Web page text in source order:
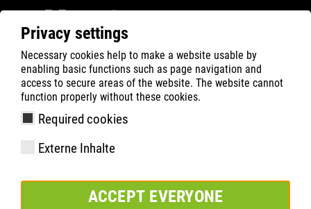
Privacy settings
Necessary cookies help to make a website usable by
enabling basic functions such as page navigation and
access to secure areas of the website. The website cannot
function properly without these cookies.
Required cookies
Externe Inhalte
ACCEPT EVERYONE
ATLAS HEALTH FIT-DAY®
ATLAS FIT-DAY
premises